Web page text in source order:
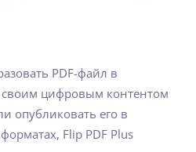
PDF-файл в
цифровым контентом
опубликовать его в
Flip PDF Plus